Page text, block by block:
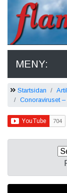
MENY:
Startsidan
Conoraviruset